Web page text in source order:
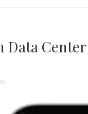
Data